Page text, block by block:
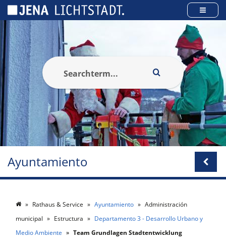
Ayuntamiento
Rathaus & Service Ayuntamiento
Administración
municipal
Estructura
Departamento 3 - Desarrollo Urbano y
Medio Ambiente
Team Grundlagen Stadtentwicklung
Panel de gestión de cookies